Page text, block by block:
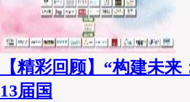
【精彩回顾】“构建未
13届国